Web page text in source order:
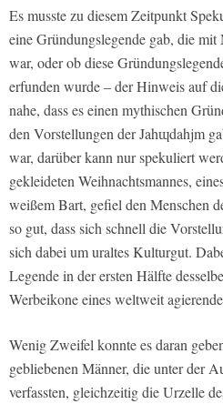
Es musste zu diesem Zeitpunkt
eine Gründungslegende gab, die
war, oder ob diese
erfunden wurde – der Hinweis auf
nahe, dass es einen mythischen
den Vorstellungen der Jahɰdahjm
war, darüber kann nur spekuliert
gekleideten Weihnachtsmannes,
weißem Bart, gefiel den Menschen
so gut, dass sich schnell die
sich dabei um uraltes Kulturgut.
Legende in der ersten Hälfte
Werbeikone eines weltweit
Wenig Zweifel konnte es daran
gebliebenen Männer, die unter der
verfassten, gleichzeitig die Urzelle